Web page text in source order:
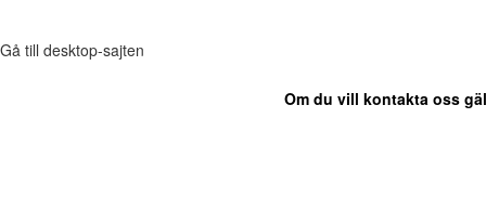
Gå till desktop-sajten
Om du vill kontakta oss